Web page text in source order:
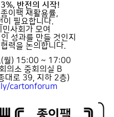
반전의 시작!
이팩 재활용률,
이 필요합니다.
사회가 모여
성과를 만들 것인지
력을 논의합니다.
월) 15:00 ~ 17:00
의소 중회의실 B
대로 39, 지하 2층)
cartonforum